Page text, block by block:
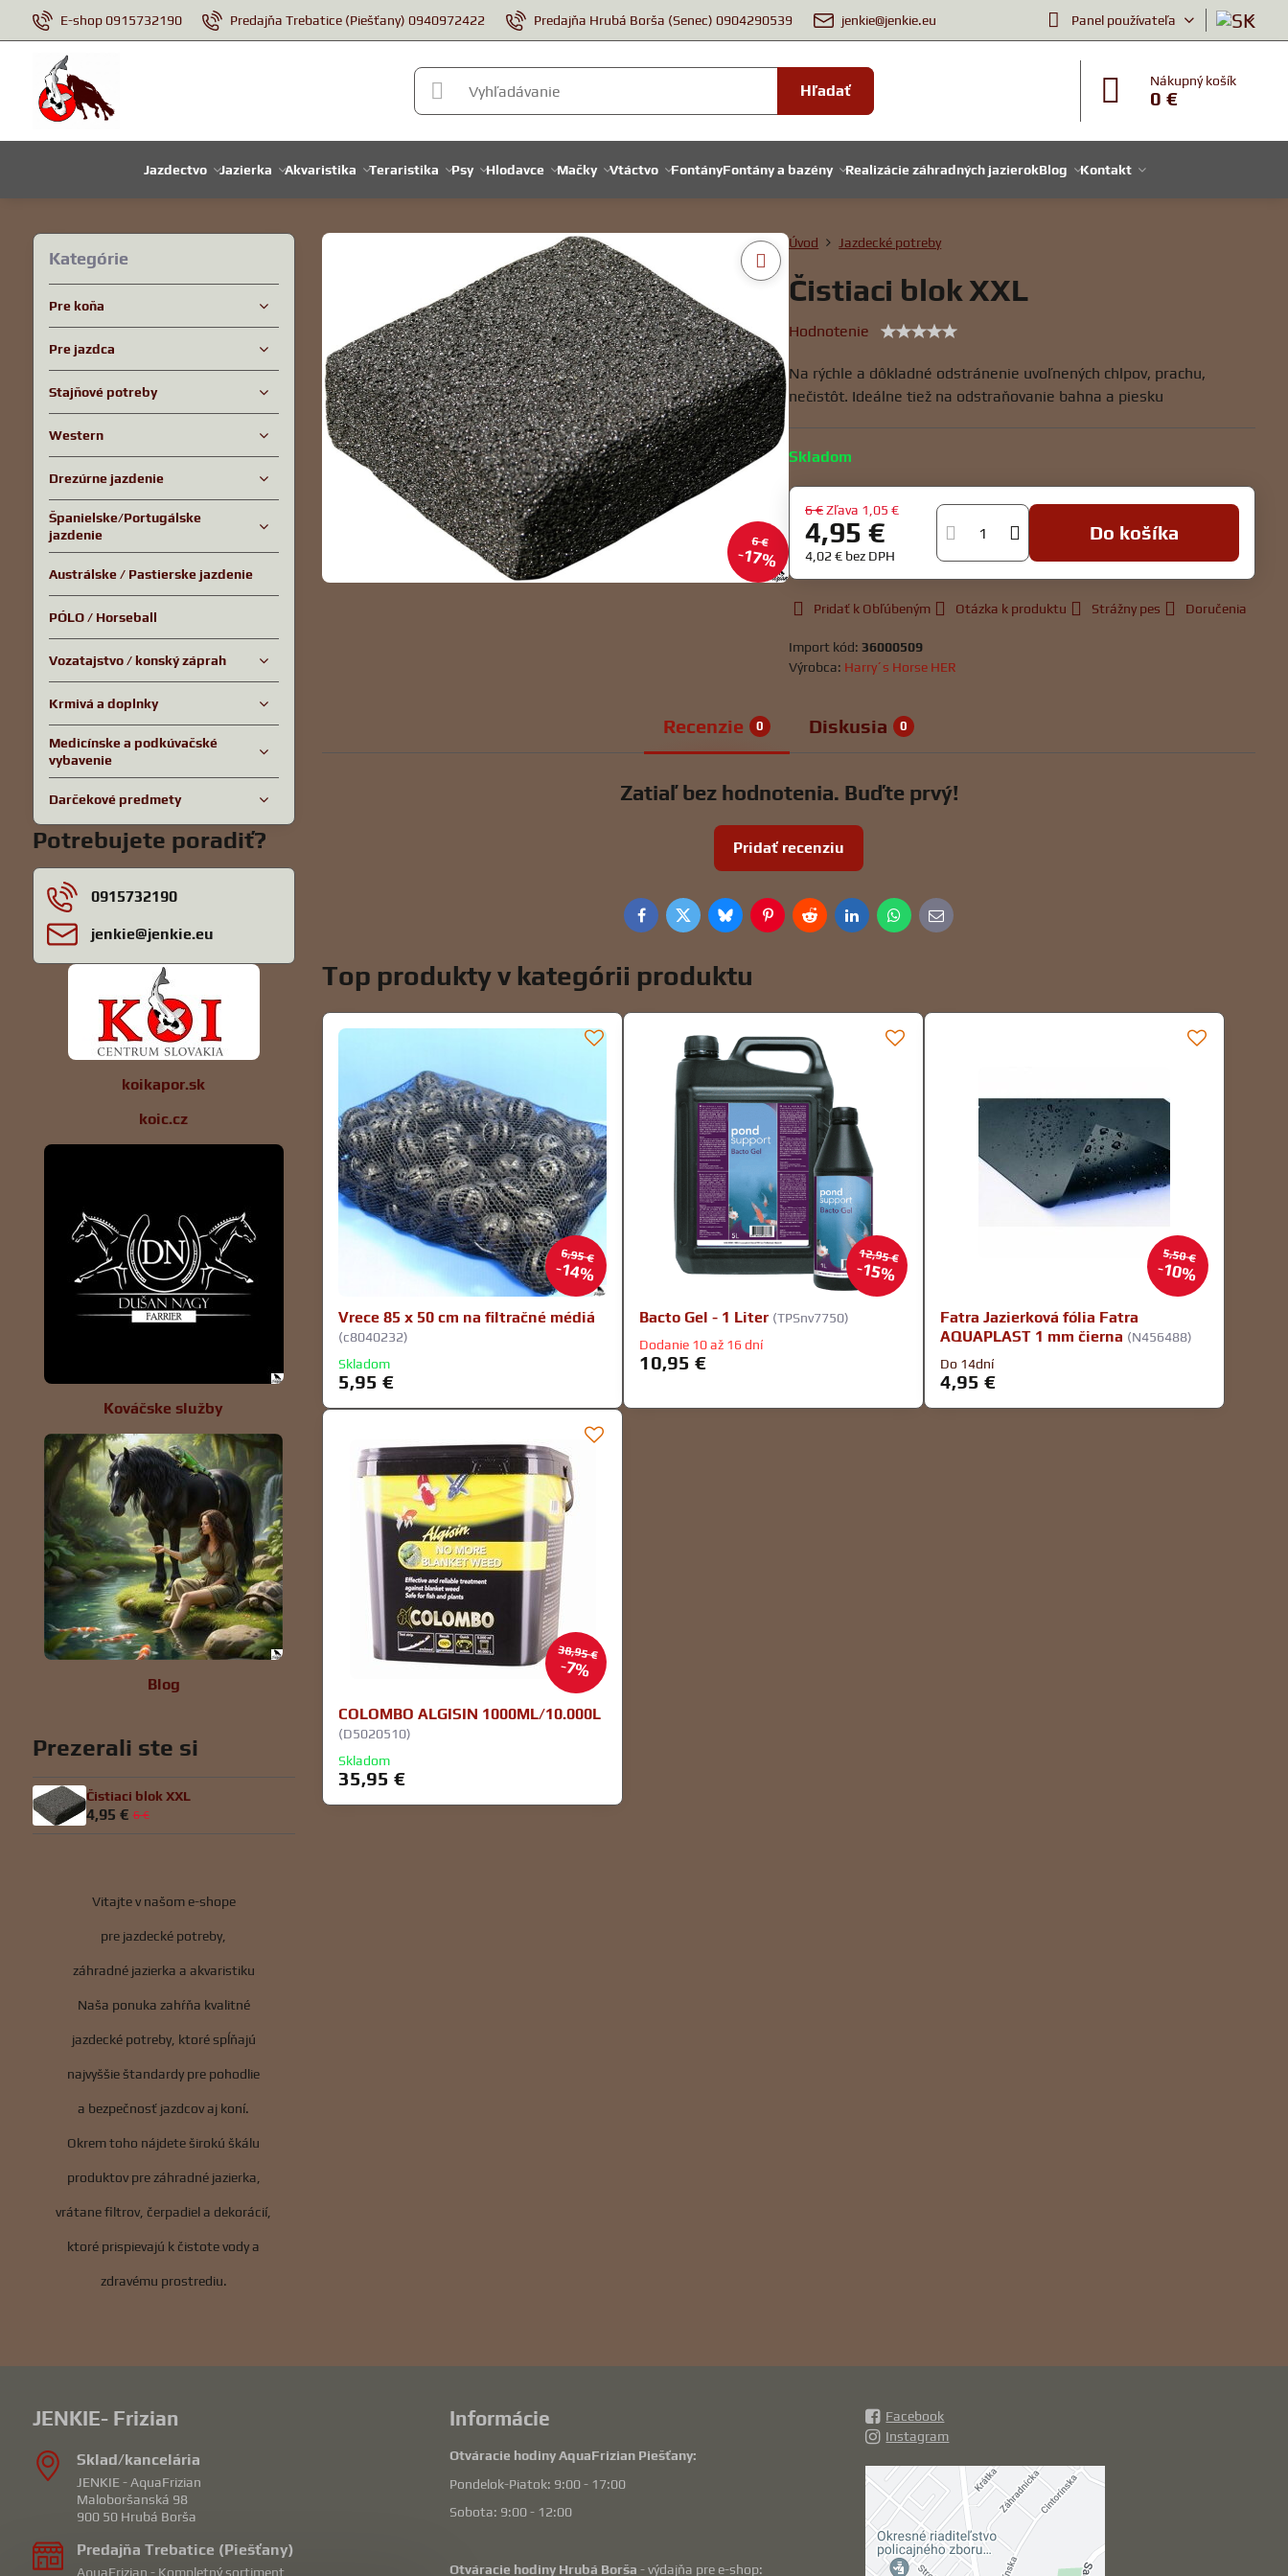
E-shop 0915732190 Predajňa Trebatice (Piešťany) 0940972422 Predajňa Hrubá Borša (Senec) 0904290539 jenkie@jenkie.eu Panel používateľa
Hľadať
Nákupný košík
0 €
Jazdectvo Jazierka Akvaristika Teraristika Psy Hlodavce Mačky Vtáctvo FontányFontány a bazény Realizácie záhradných jazierokBlog Kontakt
6 €
17%
Úvod Jazdecké potreby
Čistiaci blok XXL
Hodnotenie
Na rýchle a dôkladné odstránenie uvoľnených chlpov, prachu,
nečistôt. Ideálne tiež na odstraňovanie bahna a piesku
Skladom
6 € Zľava 1,05 €
4,95 €
4,02 € bez DPH
Do košíka
Pridať k Obľúbeným Otázka k produktu Strážny pes Doručenia
Import kód:36000509
Výrobca: Harry´s Horse HER
Recenzie 0 Diskusia 0
Zatiaľ bez hodnotenia. Buďte prvý!
Pridať recenziu
FacebookTwitterBlueskyPinterestRedditLinkedInWhatsApp
E-
mail
Top produkty v kategórii produktu
6,95 €
14%
Vrece 85 x 50 cm na filtračné médiá
(c8040232)
Skladom
5,95 €
12,95 €
15%
Bacto Gel - 1 Liter (TPSnv7750)
Dodanie 10 až 16 dní
10,95 €
5,50 €
10%
Fatra Jazierková fólia Fatra
AQUAPLAST 1 mm čierna (N456488)
Do 14dní
4,95 €
38,95 €
7%
COLOMBO ALGISIN 1000ML/10.000L
(D5020510)
Skladom
35,95 €
Kategórie
Pre koňa
Pre jazdca
Stajňové potreby
Western
Drezúrne jazdenie
Španielske/Portugálske
jazdenie
Austrálske / Pastierske jazdenie
PÓLO / Horseball
Vozatajstvo / konský záprah
Krmivá a doplnky
Medicínske a podkúvačské
vybavenie
Darčekové predmety
Potrebujete poradiť?
0915732190
jenkie​@jenkie​.eu
koikapor.sk
koic.cz
Kováčske služby
Blog
Prezerali ste si
Čistiaci blok XXL
4,95 € 6 €
Vitajte v našom e-shope
pre jazdecké potreby,
záhradné jazierka a akvaristiku
Naša ponuka zahŕňa kvalitné
jazdecké potreby, ktoré spĺňajú
najvyššie štandardy pre pohodlie
a bezpečnosť jazdcov aj koní.
Okrem toho nájdete širokú škálu
produktov pre záhradné jazierka,
vrátane filtrov, čerpadiel a dekorácií,
ktoré prispievajú k čistote vody a
zdravému prostrediu.
JENKIE- Frizian
Sklad/kancelária
JENKIE - AquaFrizian
Maloboršanská 98
900 50 Hrubá Borša
Predajňa Trebatice (Piešťany)
AquaFrizian - Kompletný sortiment
Informácie
Otváracie hodiny AquaFrizian Piešťany:
Pondelok-Piatok: 9:00 - 17:00
Sobota: 9:00 - 12:00
Otváracie hodiny Hrubá Borša - výdajňa pre e-shop:
Facebook
Instagram
Externý obsah je
blokovaný Voľbami
súkromia